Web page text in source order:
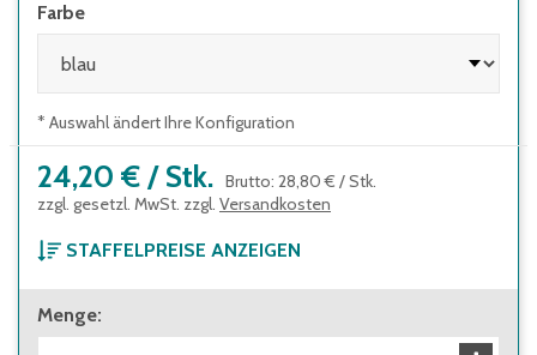
Farbe
* Auswahl ändert Ihre Konfiguration
24,20 € / Stk. Brutto: 28,80 € /Stk.
zzgl. gesetzl. MwSt. zzgl. Versandkosten
STAFFELPREISE ANZEIGEN
ab 1 Stück
24,20 €
Menge: